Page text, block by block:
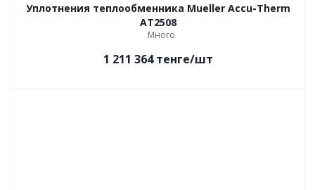
Уплотнения теплообменника Mueller Accu-Therm
AT2508
Много
1 211 364тенге/шт